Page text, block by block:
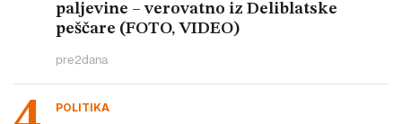
paljevine – verovatno iz Deliblatske
peščare (FOTO, VIDEO)
pre2dana
POLITIKA